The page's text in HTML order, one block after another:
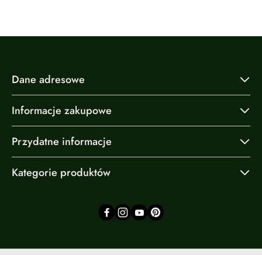
Dane adresowe
Informacje zakupowe
Przydatne informacje
Kategorie produktów